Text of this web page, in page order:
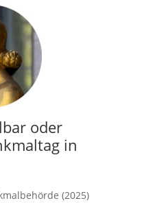
oder
in
(2025)